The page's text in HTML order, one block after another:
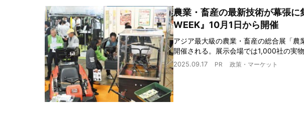
農業・畜産の最新技術が幕張
WEEK』10月1日から開催
アジア最大級の農業・畜産の総合展「
開催される。展示会場では1,000社の実
2025.09.17 PR 政策・マーケット